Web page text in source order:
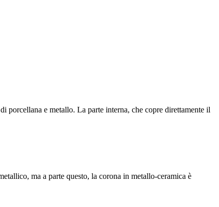
porcellana e metallo. La parte interna, che copre direttamente il
ma a parte questo, la corona in metallo-ceramica è